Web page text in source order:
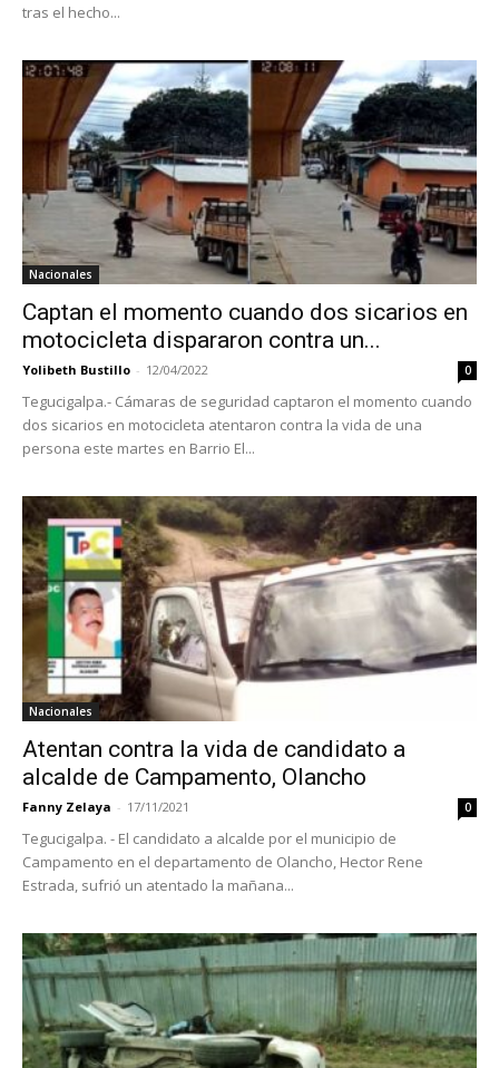
tras el hecho...
Nacionales
Captan el momento cuando dos sicarios en
motocicleta dispararon contra un...
Yolibeth Bustillo - 12/04/2022 0
Tegucigalpa.- Cámaras de seguridad captaron el momento cuando
dos sicarios en motocicleta atentaron contra la vida de una
persona este martes en Barrio El...
Nacionales
Atentan contra la vida de candidato a
alcalde de Campamento, Olancho
Fanny Zelaya - 17/11/2021 0
Tegucigalpa. - El candidato a alcalde por el municipio de
Campamento en el departamento de Olancho, Hector Rene
Estrada, sufrió un atentado la mañana...